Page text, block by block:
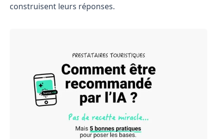
construisent leurs réponses.